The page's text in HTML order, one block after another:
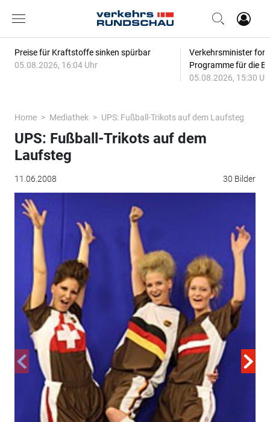
Preise für Kraftstoffe sinken spürbar
05.08.2026, 16:04 Uhr
Verkehrsminister
Programme für die
05.08.2026, 15:30
Home Mediathek UPS: Fußball-Trikots auf dem Laufsteg
11.06.2008 30 Bilder
UPS: Fußball-Trikots auf dem
Laufsteg